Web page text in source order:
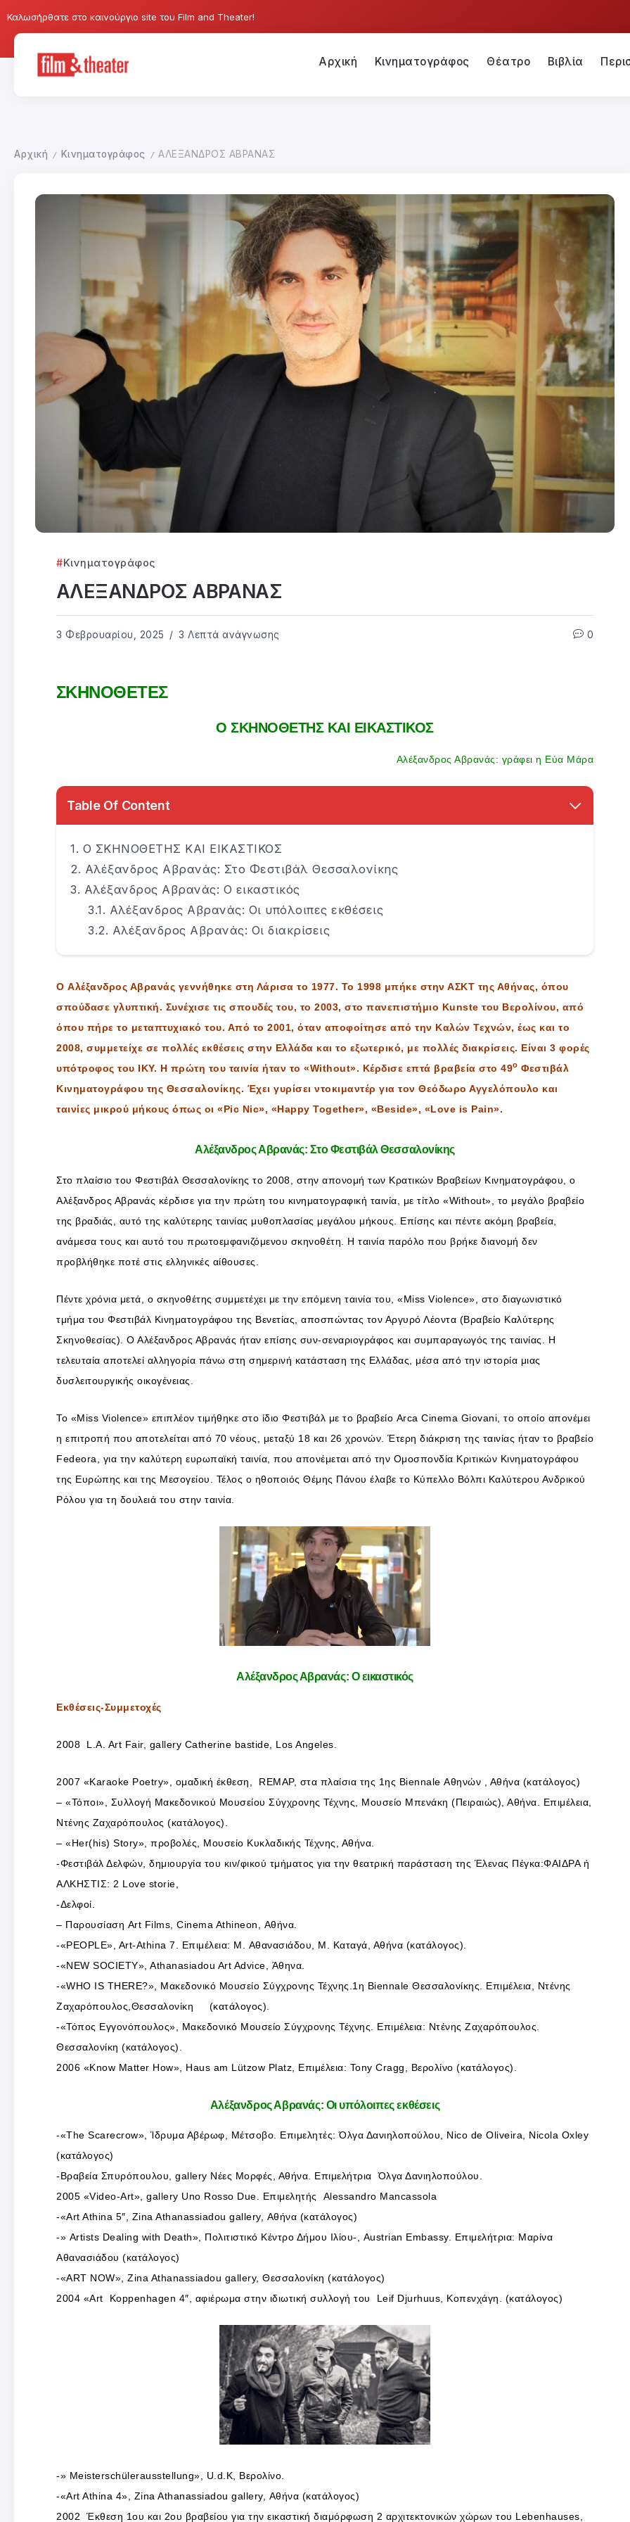
Καλωσήρθατε στο καινούργιο site του Film and Theater!
Αρχική Κινηματογράφος Θέατρο Βιβλία
Αρχική / Κινηματογράφος / ΑΛΕΞΑΝΔΡΟΣ ΑΒΡΑΝΑΣ
Κινηματογράφος
ΑΛΕΞΑΝΔΡΟΣ ΑΒΡΑΝΑΣ
3 Φεβρουαρίου, 2025 3 Λεπτά ανάγνωσης 0
ΣΚΗΝΟΘΕΤΕΣ
Ο ΣΚΗΝΟΘΕΤΗΣ ΚΑΙ ΕΙΚΑΣΤΙΚΟΣ
Αλέξανδρος Αβρανάς: γράφει η Εύα Μάρα
Table Of Content
Ο ΣΚΗΝΟΘΕΤΗΣ ΚΑΙ ΕΙΚΑΣΤΙΚΟΣ
Αλέξανδρος Αβρανάς: Στο Φεστιβάλ Θεσσαλονίκης
Αλέξανδρος Αβρανάς: Ο εικαστικός
Αλέξανδρος Αβρανάς: Οι υπόλοιπες εκθέσεις
Αλέξανδρος Αβρανάς: Οι διακρίσεις
O Αλέξανδρος Αβρανάς γεννήθηκε στη Λάρισα το 1977. Το 1998 μπήκε στην ΑΣΚΤ της Αθήνας, όπου
σπούδασε γλυπτική. Συνέχισε τις σπουδές του, το 2003, στο πανεπιστήμιο Kunste του Βερολίνου, από
όπου πήρε το μεταπτυχιακό του. Από το 2001, όταν αποφοίτησε από την Καλών Τεχνών, έως και το
2008, συμμετείχε σε πολλές εκθέσεις στην Ελλάδα και το εξωτερικό, με πολλές διακρίσεις. Είναι 3 φορές
υπότροφος του IKY. Η πρώτη του ταινία ήταν το «Without». Κέρδισε επτά βραβεία στο 49ο Φεστιβάλ
Κινηματογράφου της Θεσσαλονίκης. Έχει γυρίσει ντοκιμαντέρ για τον Θεόδωρο Αγγελόπουλο και
ταινίες μικρού μήκους όπως οι «Pic Nic», «Happy Together», «Beside», «Love is Pain».
Αλέξανδρος Αβρανάς: Στο Φεστιβάλ Θεσσαλονίκης
Στο πλαίσιο του Φεστιβάλ Θεσσαλονίκης το 2008, στην απονομή των Κρατικών Βραβείων Κινηματογράφου, ο
Αλέξανδρος Αβρανάς κέρδισε για την πρώτη του κινηματογραφική ταινία, με τίτλο «Without», το μεγάλο βραβείο
της βραδιάς, αυτό της καλύτερης ταινίας μυθοπλασίας μεγάλου μήκους. Επίσης και πέντε ακόμη βραβεία,
ανάμεσα τους και αυτό του πρωτοεμφανιζόμενου σκηνοθέτη. Η ταινία παρόλο που βρήκε διανομή δεν
προβλήθηκε ποτέ στις ελληνικές αίθουσες.
Πέντε χρόνια μετά, ο σκηνοθέτης συμμετέχει με την επόμενη ταινία του, «Miss Violence», στο διαγωνιστικό
τμήμα του Φεστιβάλ Κινηματογράφου της Βενετίας, αποσπώντας τον Αργυρό Λέοντα (Βραβείο Καλύτερης
Σκηνοθεσίας). Ο Αλέξανδρος Αβρανάς ήταν επίσης συν-σεναριογράφος και συμπαραγωγός της ταινίας. Η
τελευταία αποτελεί αλληγορία πάνω στη σημερινή κατάσταση της Ελλάδας, μέσα από την ιστορία μιας
δυσλειτουργικής οικογένειας.
Το «Miss Violence» επιπλέον τιμήθηκε στο ίδιο Φεστιβάλ με το βραβείο Arca Cinema Giovani, το οποίο απονέμει
η επιτροπή που αποτελείται από 70 νέους, μεταξύ 18 και 26 χρονών. Έτερη διάκριση της ταινίας ήταν το βραβείο
Fedeora, για την καλύτερη ευρωπαϊκή ταινία, που απονέμεται από την Ομοσπονδία Κριτικών Κινηματογράφου
της Ευρώπης και της Μεσογείου. Τέλος ο ηθοποιός Θέμης Πάνου έλαβε το Κύπελλο Βόλπι Καλύτερου Ανδρικού
Ρόλου για τη δουλειά του στην ταινία.
Αλέξανδρος Αβρανάς: Ο εικαστικός
Εκθέσεις-Συμμετοχές
2008 L.A. Art Fair, gallery Catherine bastide, Los Angeles.
2007 «Karaoke Poetry», ομαδική έκθεση, REMAP, στα πλαίσια της 1ης Biennale Αθηνών , Αθήνα (κατάλογος)
– «Τόποι», Συλλογή Μακεδονικού Μουσείου Σύγχρονης Τέχνης, Μουσείο Μπενάκη (Πειραιώς), Αθήνα. Επιμέλεια,
Ντένης Ζαχαρόπουλος (κατάλογος).
– «Her(his) Story», προβολές, Μουσείο Κυκλαδικής Τέχνης, Αθήνα.
-Φεστιβάλ Δελφών, δημιουργία του κιν/φικού τμήματος για την θεατρική παράσταση της Έλενας Πέγκα:ΦΑΙΔΡΑ ή
ΑΛΚΗΣΤΙΣ: 2 Love storie,
-Δελφοί.
– Παρουσίαση Art Films, Cinema Athineon, Αθήνα.
-«PEOPLE», Art-Athina 7. Επιμέλεια: M. Αθανασιάδου, M. Καταγά, Αθήνα (κατάλογος).
-«NEW SOCIETY», Athanasiadou Art Advice, Άθηνα.
-«WHO IS THERE?», Μακεδονικό Μουσείο Σύγχρονης Τέχνης.1η Biennale Θεσσαλονίκης. Επιμέλεια, Ντένης
Ζαχαρόπουλος,Θεσσαλονίκη (κατάλογος).
-«Τόπος Εγγονόπουλος», Μακεδονικό Μουσείο Σύγχρονης Τέχνης. Επιμέλεια: Ντένης Ζαχαρόπουλος.
Θεσσαλονίκη (κατάλογος).
2006 «Know Matter How», Haus am Lützow Platz, Eπιμέλεια: Tony Cragg, Βερολίνο (κατάλογος).
Αλέξανδρος Αβρανάς: Οι υπόλοιπες εκθέσεις
-«The Scarecrow», Ίδρυμα Αβέρωφ, Μέτσοβο. Επιμελητές: Όλγα Δανιηλοπούλου, Nico de Oliveira, Nicola Oxley
(κατάλογος)
-Βραβεία Σπυρόπουλου, gallery Νέες Μορφές, Αθήνα. Επιμελήτρια Όλγα Δανιηλοπούλου.
2005 «Video-Art», gallery Uno Rosso Due. Επιμελητής Alessandro Mancassola
-«Art Athina 5″, Zina Athanassiadou gallery, Αθήνα (κατάλογος)
-» Artists Dealing with Death», Πολιτιστικό Κέντρο Δήμου Ιλίου-, Austrian Embassy. Επιμελήτρια: Μαρίνα
Αθανασιάδου (κατάλογος)
-«ART NOW», Zina Athanassiadou gallery, Θεσσαλονίκη (κατάλογος)
2004 «Art Κoppenhagen 4″, αφιέρωμα στην ιδιωτική συλλογή του Leif Djurhuus, Κοπενχάγη. (κατάλογος)
-» Μeisterschülerausstellung», U.d.K, Βερολίνο.
-«Art Athina 4», Zina Athanassiadou gallery, Αθήνα (κατάλογος)
2002 Έκθεση 1ου και 2ου βραβείου για την εικαστική διαμόρφωση 2 αρχιτεκτονικών χώρων του Lebenhauses,